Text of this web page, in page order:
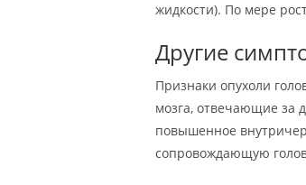
жидкости). По мере
Другие
Признаки опухоли
мозга, отвечающие за
повышенное
сопровождающую